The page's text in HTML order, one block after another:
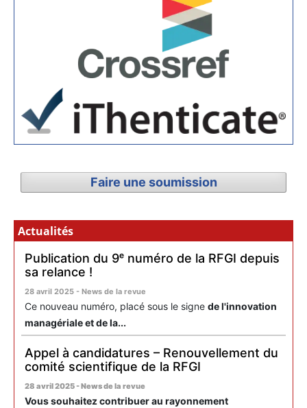
Faire une soumission
Actualités
Publication du 9ᵉ numéro de la RFGI depuis
sa relance !
28 avril 2025 - News de la revue
Ce nouveau numéro, placé sous le signe de l'innovation
managériale et de la...
Appel à candidatures – Renouvellement du
comité scientifique de la RFGI
28 avril 2025 - News de la revue
Vous souhaitez contribuer au rayonnement